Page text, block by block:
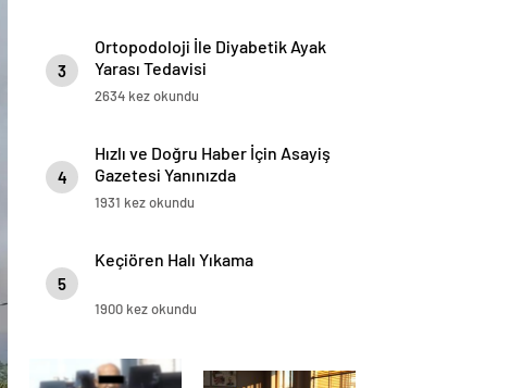
3
Ortopodoloji İle Diyabetik Ayak
Yarası Tedavisi
2634 kez okundu
4
Hızlı ve Doğru Haber İçin Asayiş
Gazetesi Yanınızda
1931 kez okundu
5
Keçiören Halı Yıkama
1900 kez okundu